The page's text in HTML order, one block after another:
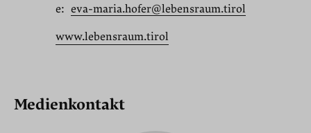
e: eva-maria.hofer@lebensraum.tirol
www.lebensraum.tirol
Medienkontakt